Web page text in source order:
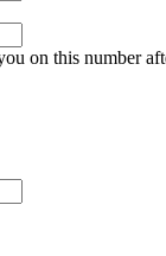
on this number